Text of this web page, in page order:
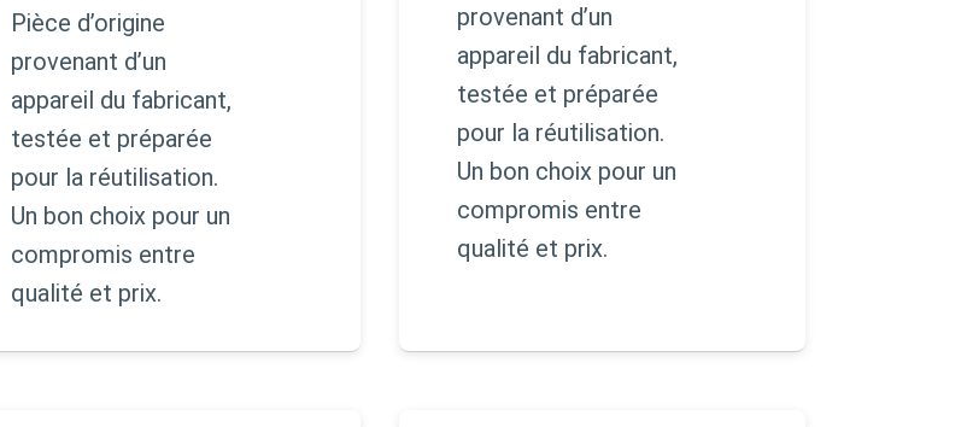
Pièce d’origine
provenant d’un
appareil du fabricant,
testée et préparée
pour la réutilisation.
Un bon choix pour un
compromis entre
qualité et prix.
provenant d’un
appareil du fabricant,
testée et préparée
pour la réutilisation.
Un bon choix pour un
compromis entre
qualité et prix.